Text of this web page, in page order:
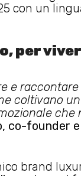
con un
per
e raccontare
coltivano
che
co-founder e
brand